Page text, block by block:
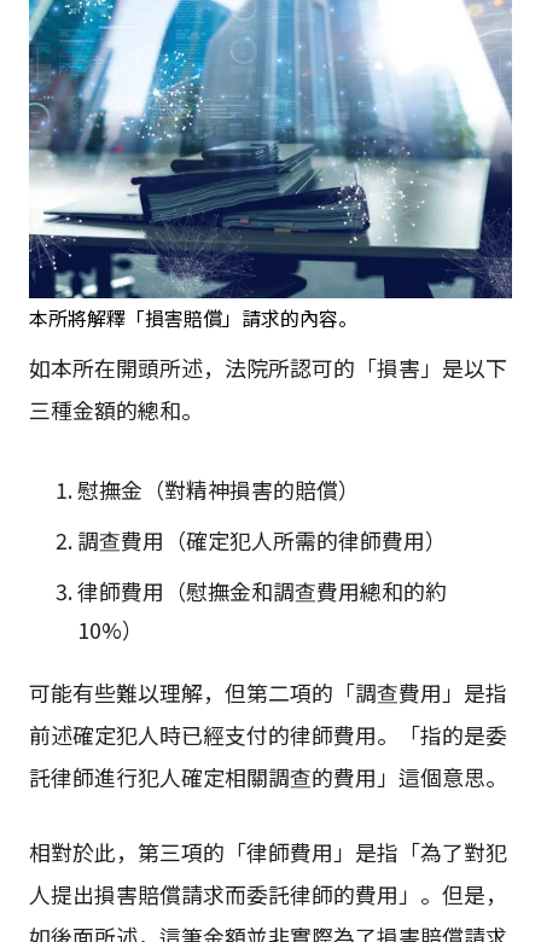
本所將解釋「損害賠償」請求的內容。
如本所在開頭所述，法院所認可的「損害」是以下
三種金額的總和。
慰撫金（對精神損害的賠償）
調查費用（確定犯人所需的律師費用）
律師費用（慰撫金和調查費用總和的約
10%）
可能有些難以理解，但第二項的「調查費用」是指
前述確定犯人時已經支付的律師費用。「指的是委
託律師進行犯人確定相關調查的費用」這個意思。
相對於此，第三項的「律師費用」是指「為了對犯
人提出損害賠償請求而委託律師的費用」。但是，